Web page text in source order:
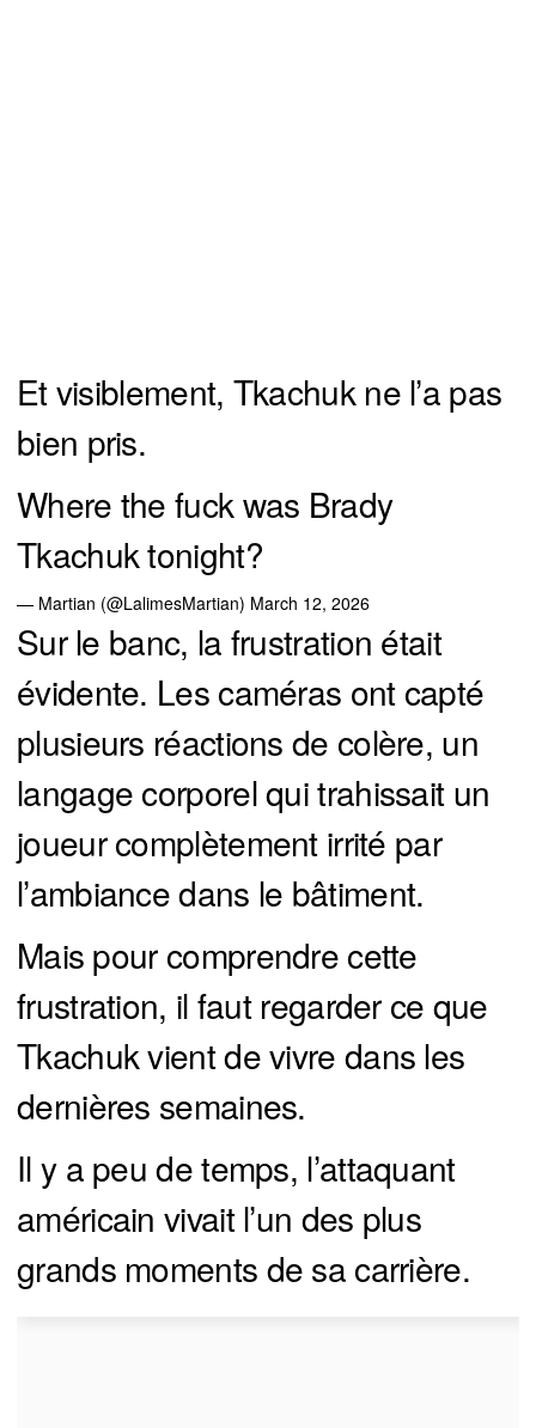
Et visiblement, Tkachuk ne l’a pas
bien pris.
Where the fuck was Brady
Tkachuk tonight?
— Martian (@LalimesMartian) March 12, 2026
Sur le banc, la frustration était
évidente. Les caméras ont capté
plusieurs réactions de colère, un
langage corporel qui trahissait un
joueur complètement irrité par
l’ambiance dans le bâtiment.
Mais pour comprendre cette
frustration, il faut regarder ce que
Tkachuk vient de vivre dans les
dernières semaines.
Il y a peu de temps, l’attaquant
américain vivait l’un des plus
grands moments de sa carrière.